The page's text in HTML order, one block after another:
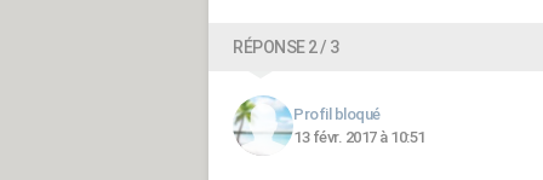
RÉPONSE 2 / 3
Profil bloqué
13 févr. 2017 à 10:51